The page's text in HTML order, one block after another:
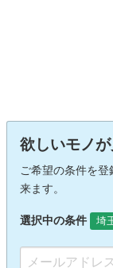
欲しいモノ
ご希望の条件を
来ます。
選択中の条件 埼